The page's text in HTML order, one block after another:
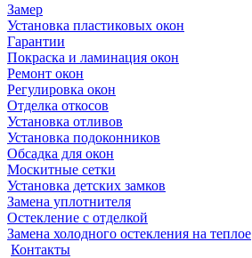
Замер
Установка пластиковых окон
Гарантии
Покраска и ламинация окон
Ремонт окон
Регулировка окон
Отделка откосов
Установка отливов
Установка подоконников
Обсадка для окон
Москитные сетки
Установка детских замков
Замена уплотнителя
Остекление с отделкой
Замена холодного остекления на теплое
Контакты